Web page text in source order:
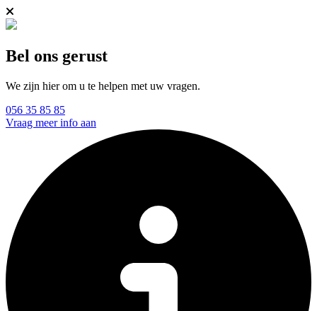
Bel ons gerust
We zijn hier om u te helpen met uw vragen.
056 35 85 85
Vraag meer info aan